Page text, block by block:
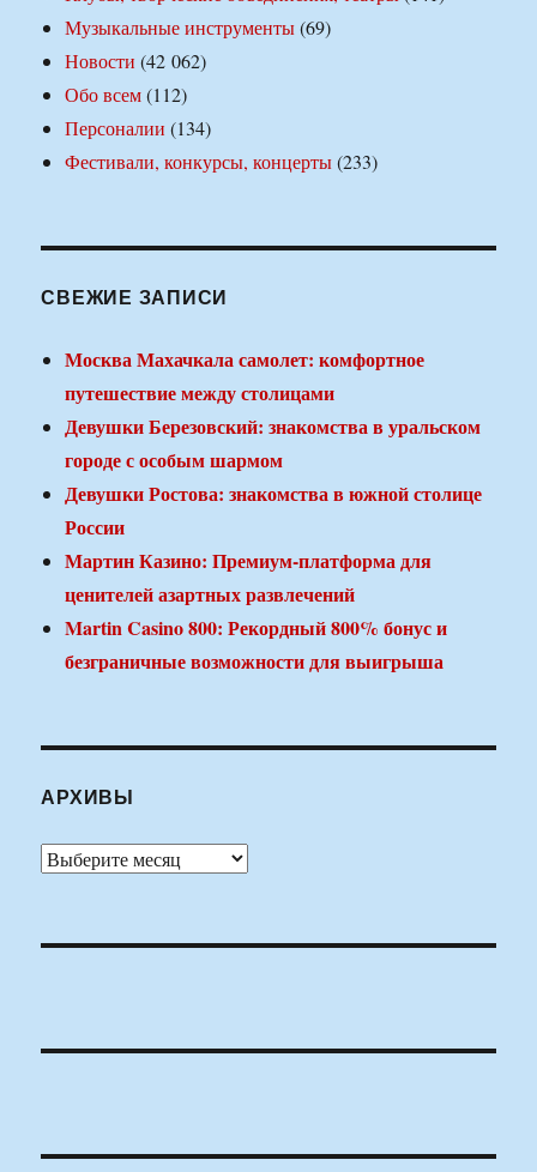
Музыкальные инструменты(69)
Новости (42 062)
Обо всем(112)
Персоналии (134)
Фестивали, конкурсы, концерты(233)
СВЕЖИЕ ЗАПИСИ
Москва Махачкала самолет: комфортное
путешествие между столицами
Девушки Березовский: знакомства в уральском
городе с особым шармом
Девушки Ростова: знакомства в южной столице
России
Мартин Казино: Премиум-платформа для
ценителей азартных развлечений
Martin Casino 800: Рекордный 800% бонус и
безграничные возможности для выигрыша
АРХИВЫ
Архивы